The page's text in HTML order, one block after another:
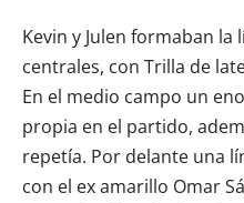
Kevin y Julen formaban la
centrales, con Trilla de
En el medio campo un
propia en el partido,
repetía. Por delante una
con el ex amarillo Omar